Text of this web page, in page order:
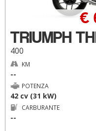
TRIUMPH
400
€
KM
--
POTENZA
42 cv (31 kW)
CARBURANTE
--